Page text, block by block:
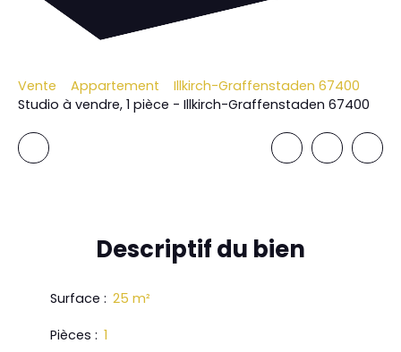
Vente Appartement
Illkirch-Graffenstaden 67400
Studio à vendre, 1 pièce - Illkirch-Graffenstaden 67400
Descriptifdu bien
Surface : 25 m²
Pièces : 1